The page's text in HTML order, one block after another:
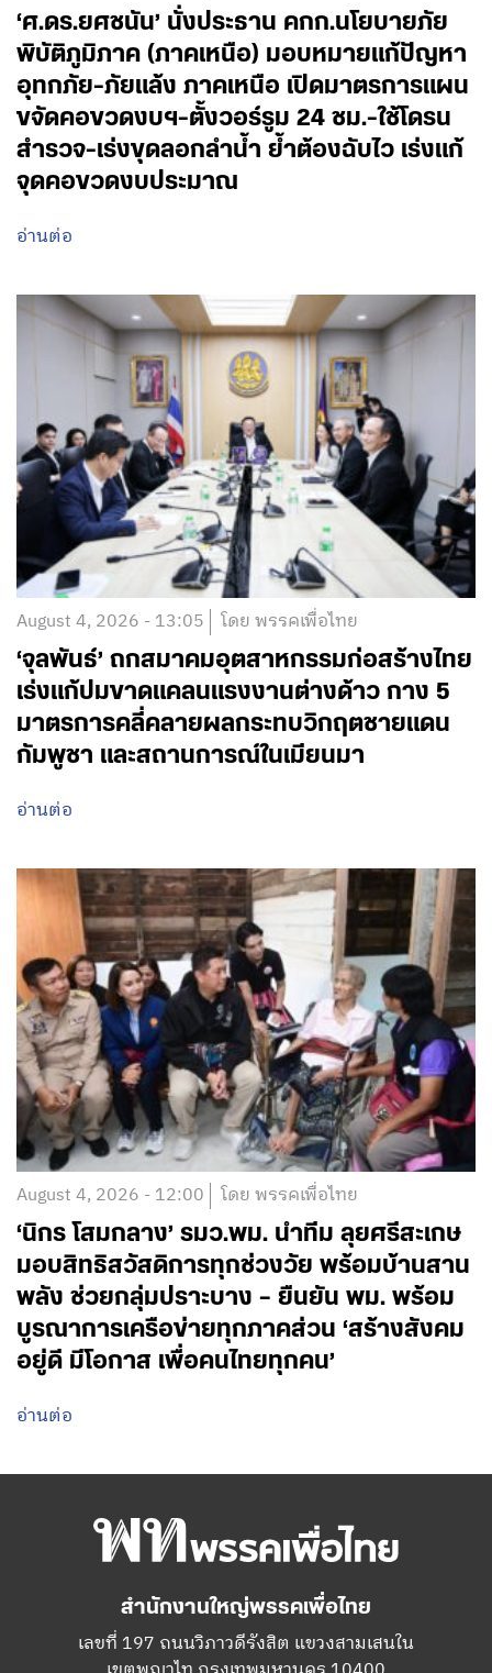
‘ศ.ดร.ยศชนัน’ นั่งประธาน คกก.นโยบายภัย
พิบัติภูมิภาค (ภาคเหนือ) มอบหมายแก้ปัญหา
อุทกภัย-ภัยแล้ง ภาคเหนือ เปิดมาตรการแผน
ขจัดคอขวดงบฯ-ตั้งวอร์รูม 24 ชม.-ใช้โดรน
สำรวจ-เร่งขุดลอกลำน้ำ ย้ำต้องฉับไว เร่งแก้
จุดคอขวดงบประมาณ
อ่านต่อ
August 4, 2026 - 13:05 โดย พรรคเพื่อไทย
‘จุลพันธ์’ ถกสมาคมอุตสาหกรรมก่อสร้างไทย
เร่งแก้ปมขาดแคลนแรงงานต่างด้าว กาง 5
มาตรการคลี่คลายผลกระทบวิกฤตชายแดน
กัมพูชา และสถานการณ์ในเมียนมา
อ่านต่อ
August 4, 2026 - 12:00 โดย พรรคเพื่อไทย
‘นิกร โสมกลาง’ รมว.พม. นำทีม ลุยศรีสะเกษ
มอบสิทธิสวัสดิการทุกช่วงวัย พร้อมบ้านสาน
พลัง ช่วยกลุ่มปราะบาง – ยืนยัน พม. พร้อม
บูรณาการเครือข่ายทุกภาคส่วน ‘สร้างสังคม
อยู่ดี มีโอกาส เพื่อคนไทยทุกคน’
อ่านต่อ
สำนักงานใหญ่พรรคเพื่อไทย
เลขที่ 197 ถนนวิภาวดีรังสิต แขวงสามเสนใน